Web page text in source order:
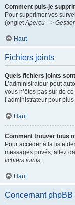
Comment puis-je
Pour supprimer vos
(ongletAperçu -->
Haut
Fichiers joints
Quels fichiers joints
L’administrateur peut
vous n’êtes pas sûr de
l’administrateur pour
Haut
Comment trouver tous
Pour accéder à la liste
messages privés, allez
fichiers joints.
Haut
Concernant phpBB